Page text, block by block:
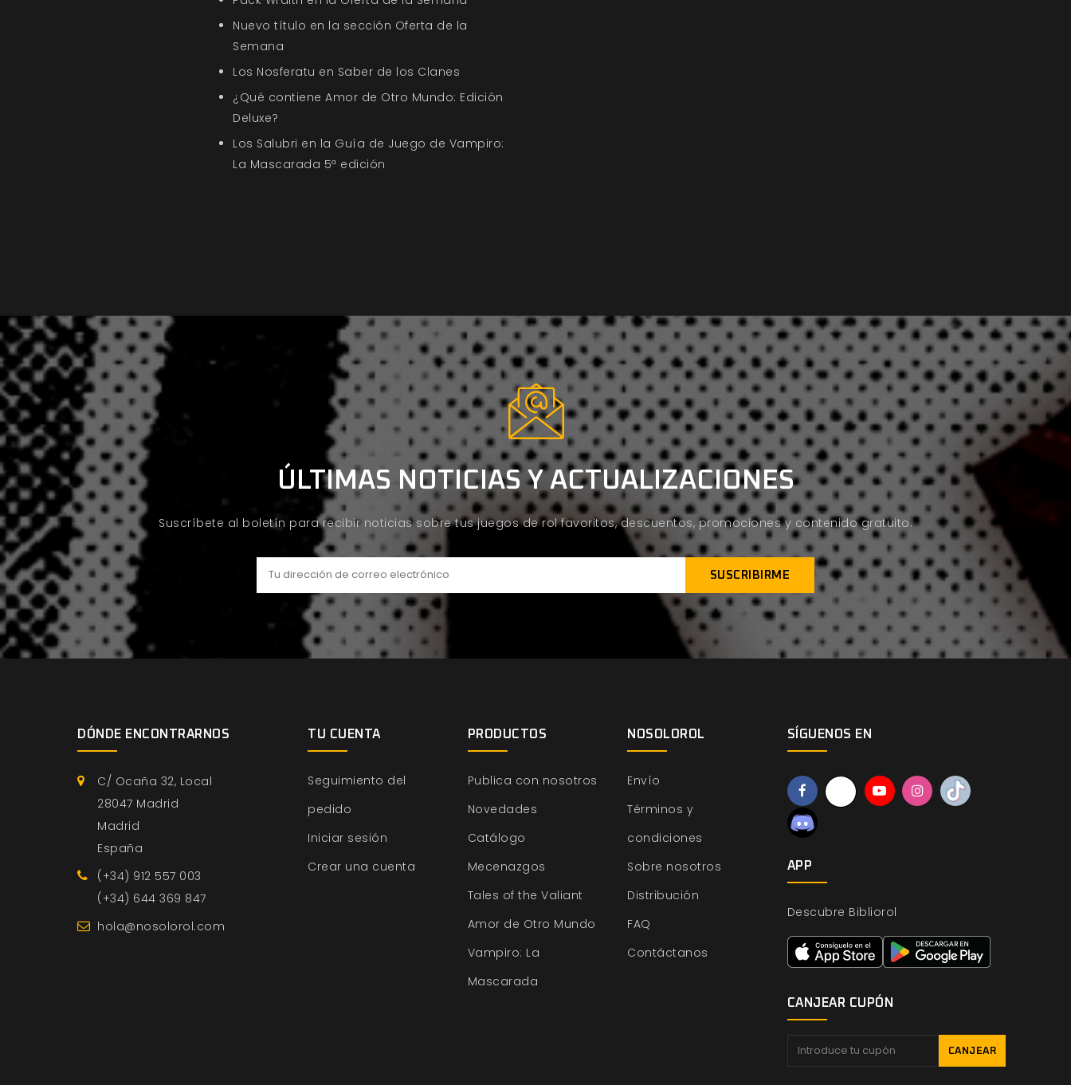
Nuevo título en la sección Oferta de la
Semana
Los Nosferatu en Saber de los Clanes
¿Qué contiene Amor de Otro Mundo: Edición
Deluxe?
Los Salubri en la Guía de Juego de Vampiro:
La Mascarada 5ª edición
ÚLTIMAS NOTICIAS Y ACTUALIZACIONES
Suscríbete al boletín para recibir noticias sobre tus juegos de rol favoritos, descuentos, promociones y contenido gratuito.
DÓNDE ENCONTRARNOS
C/ Ocaña 32, Local
28047 Madrid
Madrid
España
(+34) 912 557 003
(+34) 644 369 847
hola@nosolorol.com
TU CUENTA
Seguimiento del
pedido
Iniciar sesión
Crear una cuenta
PRODUCTOS
Publica con nosotros
Novedades
Catálogo
Mecenazgos
Tales of the Valiant
Amor de Otro Mundo
Vampiro: La
Mascarada
NOSOLOROL
Envío
Términos y
condiciones
Sobre nosotros
Distribución
FAQ
Contáctanos
SÍGUENOS EN
APP
Descubre Bibliorol
CANJEAR CUPÓN
CANJEAR